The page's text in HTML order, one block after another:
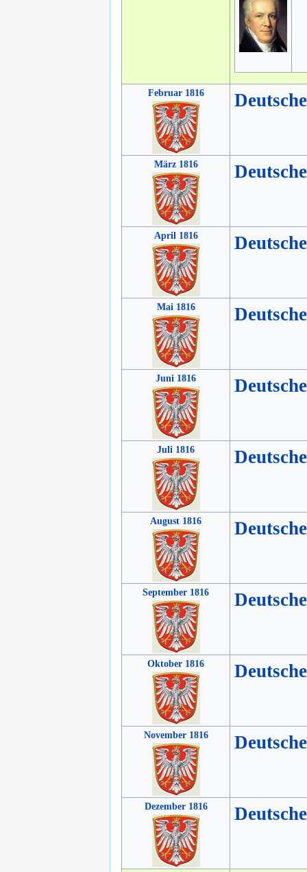
Februar 1816
März 1816
April 1816
Mai 1816
Juni 1816
Juli 1816
August 1816
September 1816
Oktober 1816
November 1816
Dezember 1816